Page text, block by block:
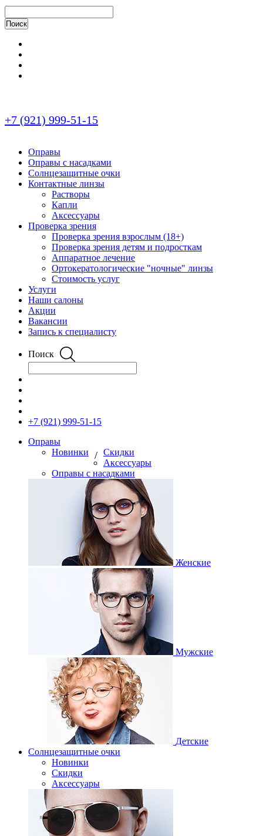
+7 (921) 999-51-15
Оправы
Оправы с насадками
Солнцезащитные очки
Контактные линзы
Растворы
Капли
Аксессуары
Проверка зрения
Проверка зрения взрослым (18+)
Проверка зрения детям и подросткам
Аппаратное лечение
Ортокератологические "ночные" линзы
Стоимость услуг
Услуги
Наши салоны
Акции
Вакансии
Запись к специалисту
Поиск
+7 (921) 999-51-15
Оправы
Новинки
/ Скидки
Аксессуары
Оправы с насадками
Женские
Мужские
Детские
Солнцезащитные очки
Новинки
Скидки
Аксессуары